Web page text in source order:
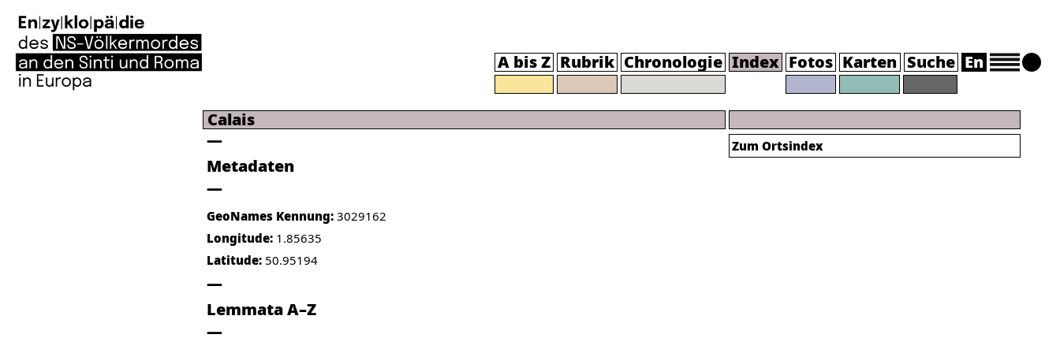
A bis Z Rubrik Chronologie Index Fotos Karten Suche En
Calais
Metadaten
GeoNames Kennung: 3029162
Longitude: 1.85635
Latitude: 50.95194
Lemmata A–Z
Zum Ortsindex